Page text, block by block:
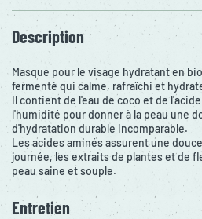
Description
Masque pour le visage hydratant en
fermenté qui calme, rafraîchi et
Il contient de l'eau de coco et de
l'humidité pour donner à la peau une
d'hydratation durable incomparable.
Les acides aminés assurent une
journée, les extraits de plantes et de
peau saine et souple.
Entretien